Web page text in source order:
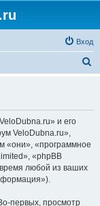
Вход
с
и его
VeloDubna.ru»,
«они», «программное
«phpBB
любой из ваших
первых, просмотр